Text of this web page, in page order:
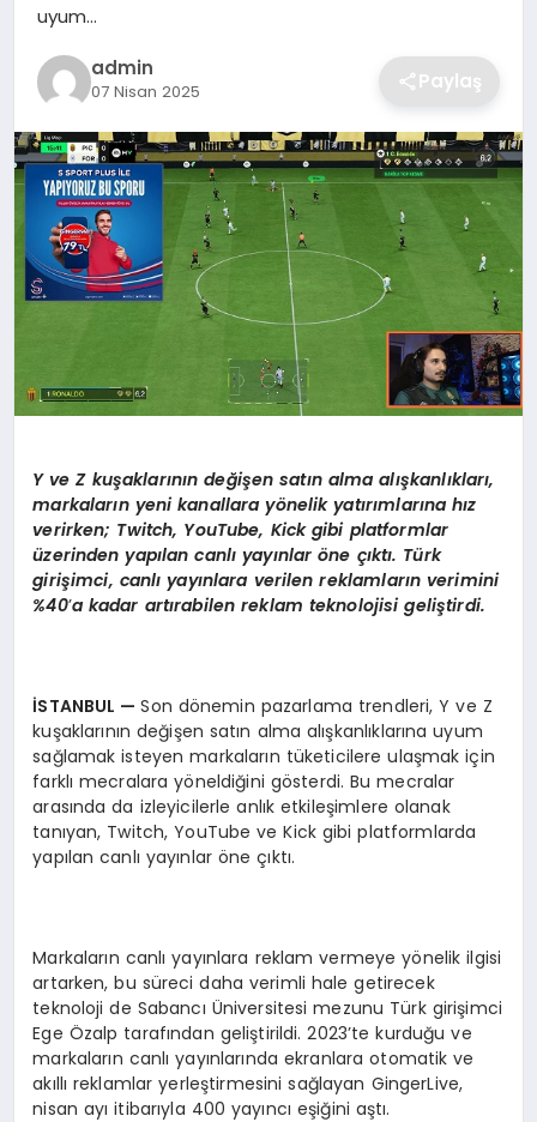
YAŞAM
uyum…
admin
07 Nisan 2025 Paylaş
Y veZ kuşaklarının değişen satın alma alışkanlıkları,
markaların yeni kanallara yönelik yatırımlarına hız
verirken; Twitch, YouTube, Kick gibi platformlar
üzerinden yapılan canlı yayınlaröne çıktı. Türk
girişimci, canlı yayınlara verilen reklamların verimini
%40’a kadar artırabilen reklam teknolojisi geliştirdi.
İSTANBUL —Son dönemin pazarlama trendleri, Y ve Z
kuşaklarının değişen satın alma alışkanlıklarına uyum
sağlamak isteyen markaların tüketicilere ulaşmak için
farklı mecralara yöneldiğini gösterdi. Bu mecralar
arasında da izleyicilerle anlık etkileşimlere olanak
tanıyan, Twitch, YouTube ve Kick gibi platformlarda
yapılan canlı yayınlar öne çıktı.
Markaların canlı yayınlara reklam vermeye yönelik ilgisi
artarken, bu süreci daha verimli hale getirecek
teknoloji de Sabancı Üniversitesi mezunu Türk girişimci
Ege Özalp tarafından geliştirildi. 2023’te kurduğu ve
markaların canlı yayınlarında ekranlara otomatik ve
akıllı reklamlar yerleştirmesini sağlayan GingerLive,
nisan ayı itibarıyla 400 yayıncı eşiğini aştı.